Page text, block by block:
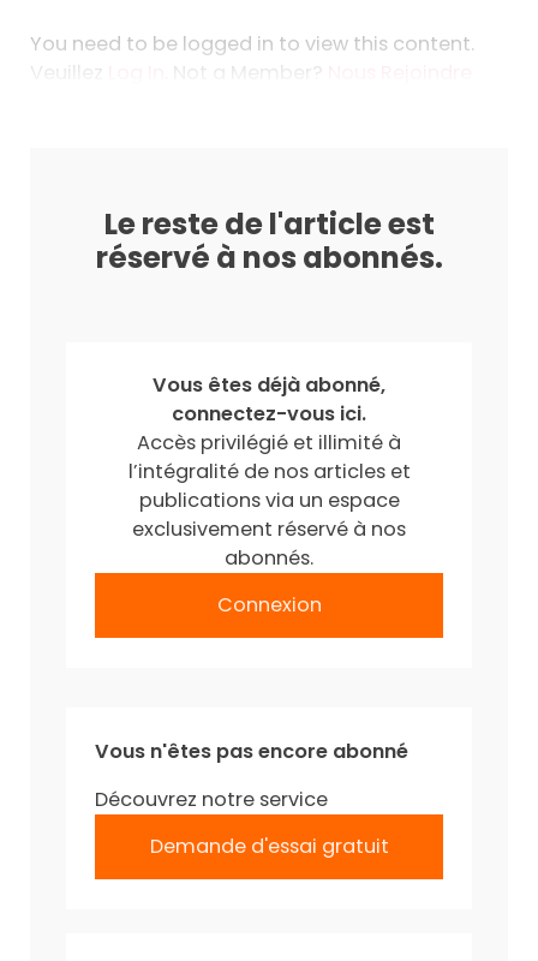
You need to be logged in to view this content.
Veuillez
. Not a Member?
Le reste de l'article est
réservé à nos abonnés.
Vous êtes déjà abonné,
connectez-vous ici.
Accès privilégié et illimité à
l’intégralité de nos articles et
publications via un espace
exclusivement réservé à nos
abonnés.
Connexion
Vous n'êtes pas encore abonné
Découvrez notre service
Demande d'essai gratuit